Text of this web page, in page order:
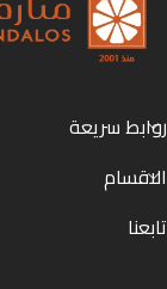
روابط سريعة
الاقسام
تابعنا